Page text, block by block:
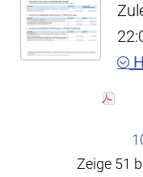
Zeige 51